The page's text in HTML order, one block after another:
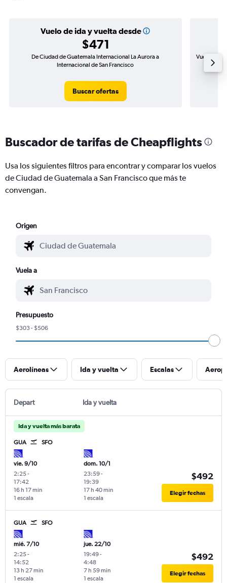
Vuelo de ida y vuelta desde
$471
De Ciudad de Guatemala Internacional La Aurora a
Internacional de San Francisco
Buscar ofertas
Vuelo de
Buscador de tarifas de Cheapflights
Usa los siguientes filtros para encontrar y comparar los vuelos
de Ciudad de Guatemala a San Francisco que más te
convengan.
Origen
Vuela a
Presupuesto
$303 - $506
Aerolíneas Ida y vuelta Escalas
Depart Ida y vuelta
Ida y vuelta más barata
GUA SFO
vie. 9/10
2:25-
17:42
1 escala
16 h 17 min
dom. 10/1
23:59-
19:39
1 escala
17 h 40 min
$492
Elegir fechas
GUA SFO
mié. 7/10
2:25-
14:52
1 escala
13 h 27 min
jue. 22/10
19:49-
4:48
1 escala
7 h 59 min
$492
Elegir fechas